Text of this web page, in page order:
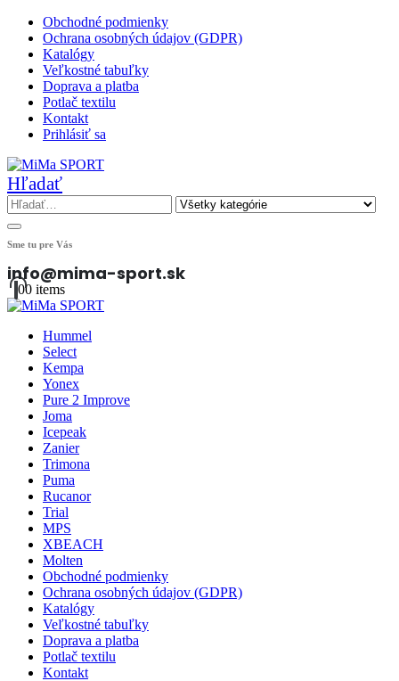
Obchodné podmienky
Ochrana osobných údajov (GDPR)
Katalógy
Veľkostné tabuľky
Doprava a platba
Potlač textilu
Kontakt
Prihlásiť sa
Hľadať
Sme tu pre Vás
info@mima-sport.sk
00 items
Hummel
Select
Kempa
Yonex
Pure 2 Improve
Joma
Icepeak
Zanier
Trimona
Puma
Rucanor
Trial
MPS
XBEACH
Molten
Obchodné podmienky
Ochrana osobných údajov (GDPR)
Katalógy
Veľkostné tabuľky
Doprava a platba
Potlač textilu
Kontakt